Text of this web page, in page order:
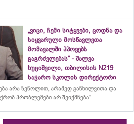
„ვიცი, ჩემი სიტყვები, ცოდნა და
სიყვარული მოსწავლეთა
მომავალში ჰპოვებს
გაგრძელებას“ - შალვა
ხუციშვილი, თბილისის N219
საჯარო სკოლის დირექტორი
არა ზეწოლით, არამედ განხილვითა და
პრობლემები არ შეიქმნება“